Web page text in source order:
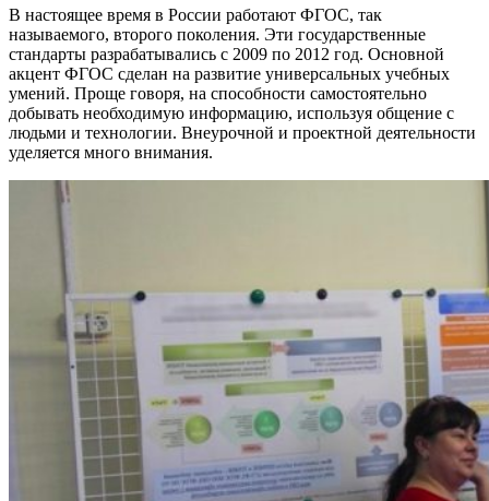
В настоящее время в России работают ФГОС, так
называемого, второго поколения. Эти государственные
стандарты разрабатывались с 2009 по 2012 год. Основной
акцент ФГОС сделан на развитие универсальных учебных
умений. Проще говоря, на способности самостоятельно
добывать необходимую информацию, используя общение с
людьми и технологии. Внеурочной и проектной деятельности
уделяется много внимания.